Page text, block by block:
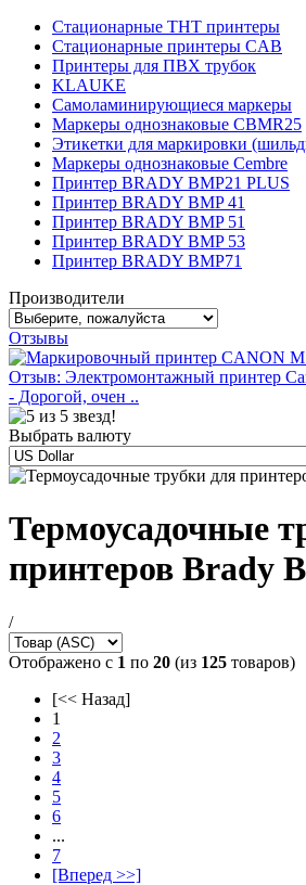
Стационарные THT принтеры
Стационарные принтеры CAB
Принтеры для ПВХ трубок
KLAUKE
Самоламинирующиеся маркеры
Маркеры однознаковые CBMR25
Этикетки для маркировки
Маркеры однознаковые Cembre
Принтер BRADY BMP21 PLUS
Принтер BRADY BMP 41
Принтер BRADY BMP 51
Принтер BRADY BMP 53
Принтер BRADY BMP71
Производители
Отзывы
Отзыв: Электромонтажный принтер
- Дорогой, очен ..
Выбрать валюту
Термоусадочные
принтеров Brady
/
Отображено с 1 по 20 (из 125 товаров)
[<< Назад]
1
2
3
4
5
6
...
7
[Вперед >>]